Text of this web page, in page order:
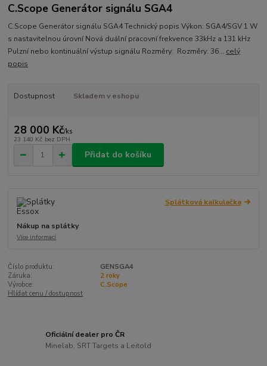
C.Scope Generátor signálu SGA4
C.Scope Generátor signálu SGA4 Technický popis Výkon: SGA4/SGV 1 W
s nastavitelnou úrovní Nová duální pracovní frekvence 33kHz a 131 kHz
Pulzní nebo kontinuální výstup signálu Rozměry: Rozměry: 36... celý
popis
Dostupnost Skladem v eshopu
28 000 Kč/ks
23 140 Kč bez DPH
Přidat do košíku
Splátková kalkulačka
Nákup na splátky
Více informací
Číslo produktu:
GENSGA4
Záruka:
2 roky
Výrobce:
C.Scope
Hlídat cenu / dostupnost
Oficiální dealer pro ČR
Minelab, SRT Targets a Leitold